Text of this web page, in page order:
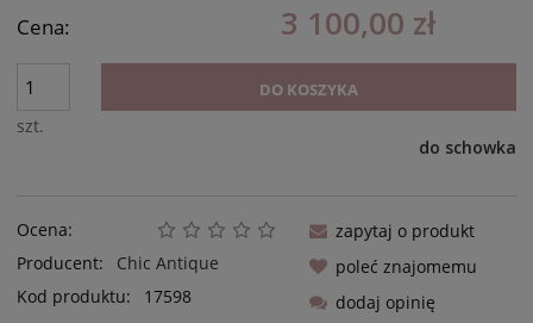
Cena: 3 100,00 zł
szt.
DO KOSZYKA
do schowka
Ocena:
Producent:
Chic Antique
Kod produktu:
17598
zapytaj o produkt
poleć znajomemu
dodaj opinię